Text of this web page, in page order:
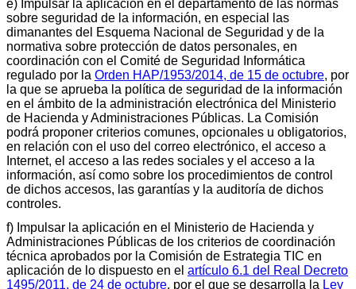
e) Impulsar la aplicación en el departamento de las normas
sobre seguridad de la información, en especial las
dimanantes del Esquema Nacional de Seguridad y de la
normativa sobre protección de datos personales, en
coordinación con el Comité de Seguridad Informática
regulado por la Orden HAP/1953/2014, de 15 de octubre, por
la que se aprueba la política de seguridad de la información
en el ámbito de la administración electrónica del Ministerio
de Hacienda y Administraciones Públicas. La Comisión
podrá proponer criterios comunes, opcionales u obligatorios,
en relación con el uso del correo electrónico, el acceso a
Internet, el acceso a las redes sociales y el acceso a la
información, así como sobre los procedimientos de control
de dichos accesos, las garantías y la auditoría de dichos
controles.
f) Impulsar la aplicación en el Ministerio de Hacienda y
Administraciones Públicas de los criterios de coordinación
técnica aprobados por la Comisión de Estrategia TIC en
aplicación de lo dispuesto en el artículo 6.1 del Real Decreto
1495/2011, de 24 de octubre, por el que se desarrolla la Ley